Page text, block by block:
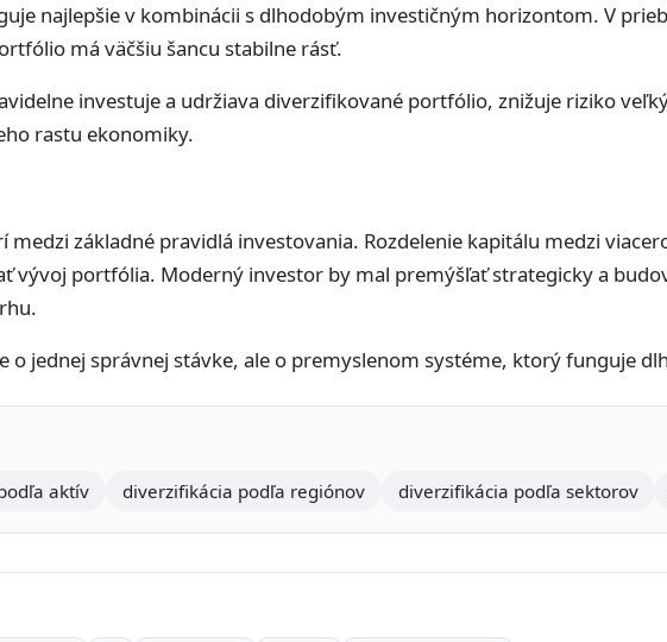
najlepšie v kombinácii s dlhodobým investičným horizontom. V
má väčšiu šancu stabilne rásť.
investuje a udržiava diverzifikované portfólio, znižuje riziko
rastu ekonomiky.
medzi základné pravidlá investovania. Rozdelenie kapitálu medzi
vývoj portfólia. Moderný investor by mal premýšľať strategicky a
o jednej správnej stávke, ale o premyslenom systéme, ktorý funguje
aktív diverzifikácia podľa regiónov diverzifikácia podľa sektorov